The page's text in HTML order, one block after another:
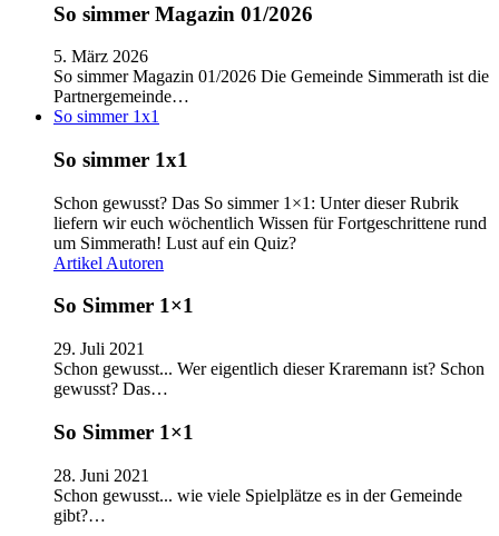
So simmer Magazin 01/2026
5. März 2026
So simmer Magazin 01/2026 Die Gemeinde Simmerath ist die
Partnergemeinde…
So simmer 1x1
So simmer 1x1
Schon gewusst? Das So simmer 1×1: Unter dieser Rubrik
liefern wir euch wöchentlich Wissen für Fortgeschrittene rund
um Simmerath! Lust auf ein Quiz?
Artikel Autoren
So Simmer 1×1
29. Juli 2021
Schon gewusst... Wer eigentlich dieser Kraremann ist? Schon
gewusst? Das…
So Simmer 1×1
28. Juni 2021
Schon gewusst... wie viele Spielplätze es in der Gemeinde
gibt?…